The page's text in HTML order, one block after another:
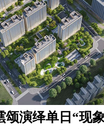
颂演绎单日 “现